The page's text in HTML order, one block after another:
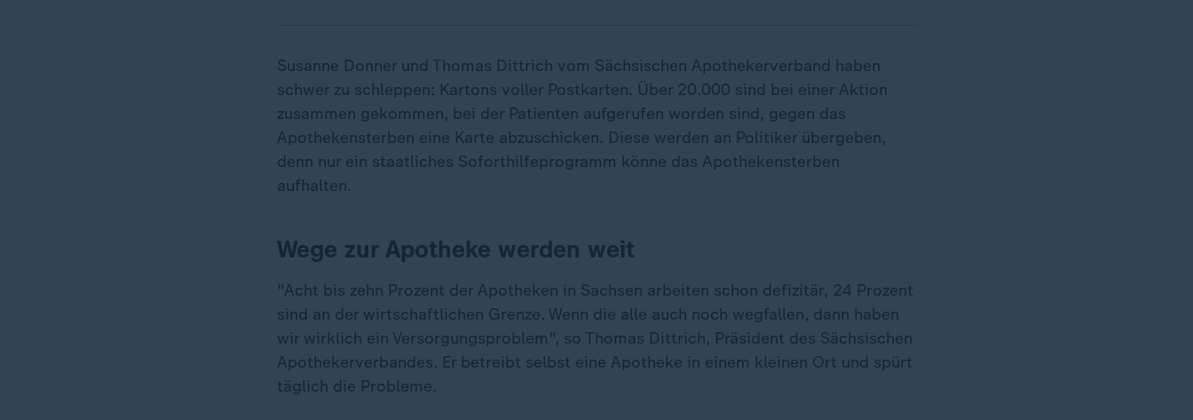
Susanne Donner und Thomas Dittrich vom Sächsischen Apothekerverband haben
schwer zu schleppen: Kartons voller Postkarten. Über 20.000 sind bei einer Aktion
zusammen gekommen, bei der Patienten aufgerufen worden sind, gegen das
Apothekensterben eine Karte abzuschicken. Diese werden an Politiker übergeben,
denn nur ein staatliches Soforthilfeprogramm könne das Apothekensterben
aufhalten.
Wege zur Apotheke werden weit
"Acht bis zehn Prozent der Apotheken in Sachsen arbeiten schon defizitär, 24 Prozent
sind an der wirtschaftlichen Grenze. Wenn die alle auch noch wegfallen, dann haben
wir wirklich ein Versorgungsproblem", so Thomas Dittrich, Präsident des Sächsischen
Apothekerverbandes. Er betreibt selbst eine Apotheke in einem kleinen Ort und spürt
täglich die Probleme.